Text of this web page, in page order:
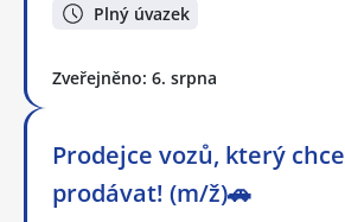
Plný úvazek
Zveřejněno: 6. srpna
Prodejce vozů, který chce
prodávat! (m/ž)🚗